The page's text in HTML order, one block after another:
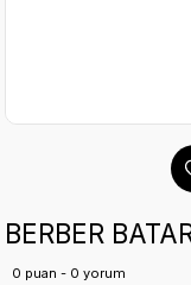
BERBER
0 puan - 0 yorum